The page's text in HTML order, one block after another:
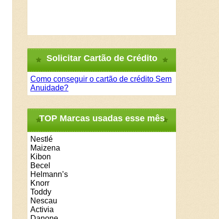
Solicitar Cartão de Crédito
Como conseguir o cartão de crédito Sem
Anuidade?
TOP Marcas usadas esse mês
Nestlé
Maizena
Kibon
Becel
Helmann’s
Knorr
Toddy
Nescau
Activia